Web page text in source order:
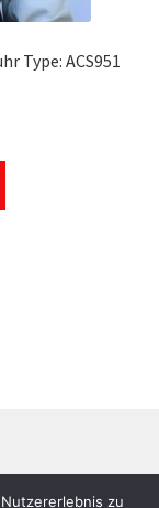
Type: ACS951
AGB| zu